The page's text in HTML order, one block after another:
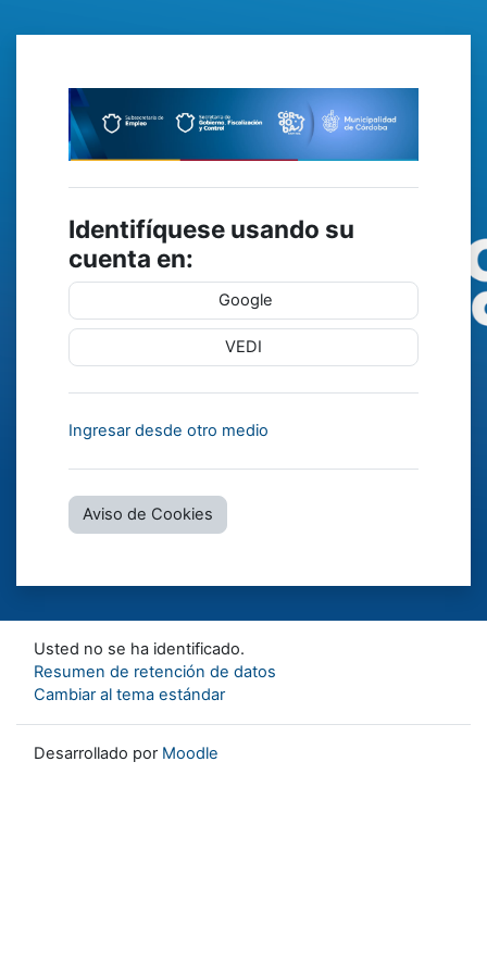
Entrar a
Identifíquese usando su
cuenta en:
Google
VEDI
Ingresar desde otro medio
Aviso de Cookies
Usted no se ha identificado.
Resumen de retención de datos
Cambiar al tema estándar
Desarrollado por Moodle